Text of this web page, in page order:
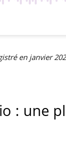
en janvier
: une